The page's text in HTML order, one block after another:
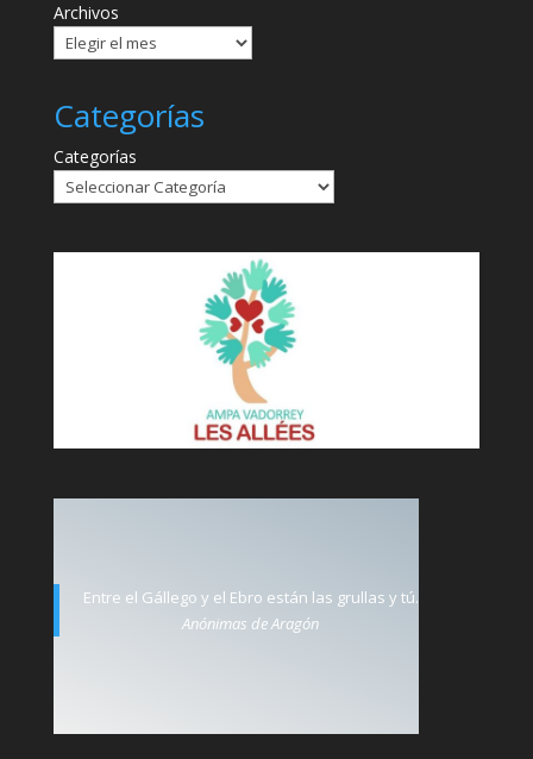
Archivos
Categorías
Categorías
Entre el Gállego y el Ebro están las grullas y tú.
Anónimas de Aragón